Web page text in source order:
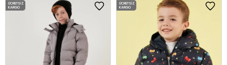
ÜCRETSIZ
KARGO
ÜCRETSIZ
KARGO